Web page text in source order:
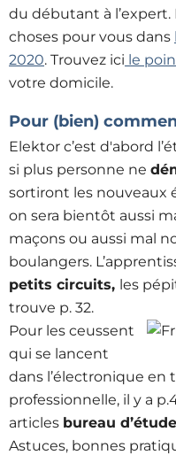
du débutant à
choses pour vous dans
2020. Trouvez ici le
votre domicile.
Pour (bien)
Elektor c’est d'abord
si plus personne ne
sortiront les nouveaux
on sera bientôt aussi
maçons ou aussi mal
boulangers.
petits circuits, les
trouve p. 32.
Pour les ceussent
qui se lancent
dans l’électronique en
professionnelle, il y a
articles bureau
Astuces, bonnes